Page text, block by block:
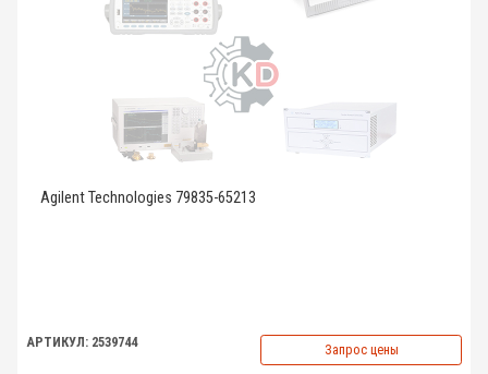
Agilent Technologies 79835-65213
АРТИКУЛ: 2539744 Запрос цены